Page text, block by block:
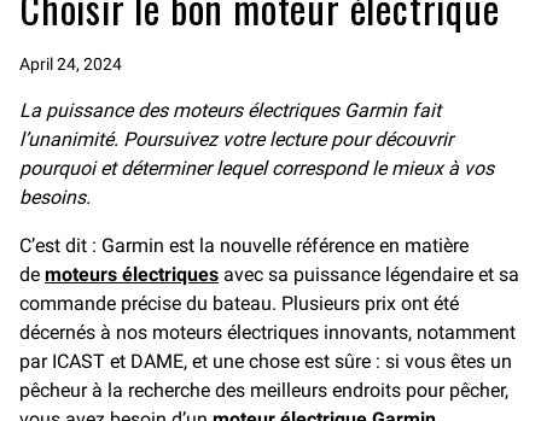
April 24, 2024
La puissance des moteurs électriques Garmin fait
l’unanimité. Poursuivez votre lecture pour découvrir
pourquoi et déterminer lequel correspond le mieux à vos
besoins.
C’est dit : Garmin est la nouvelle référence en matière
de moteurs électriques avec sa puissance légendaire et sa
commande précise du bateau. Plusieurs prix ont été
décernés à nos moteurs électriques innovants, notamment
par ICAST et DAME, et une chose est sûre : si vous êtes un
pêcheur à la recherche des meilleurs endroits pour pêcher,